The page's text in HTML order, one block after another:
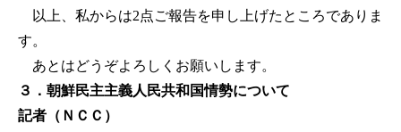
以上、私からは2点ご報告を申し上げたところでありま
す。
あとはどうぞよろしくお願いします。
３．朝鮮民主主義人民共和国情勢について
記者（ＮＣＣ）